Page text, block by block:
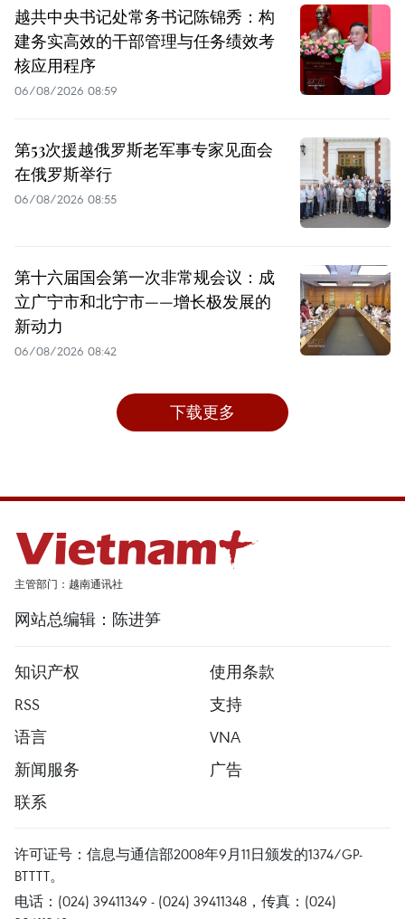
越共中央书记处常务书记陈锦秀：构
建务实高效的干部管理与任务绩效考
核应用程序
06/08/2026 08:59
第53次援越俄罗斯老军事专家见面会
在俄罗斯举行
06/08/2026 08:55
第十六届国会第一次非常规会议：成
立广宁市和北宁市——增长极发展的
新动力
06/08/2026 08:42
下载更多
主管部门：越南通讯社
网站总编辑：陈进笋
知识产权
使用条款
RSS
支持
语言
VNA
新闻服务
广告
联系
许可证号：信息与通信部2008年9月11日颁发的1374/GP-
BTTTT。
电话：(024) 39411349 - (024) 39411348，传真：(024)